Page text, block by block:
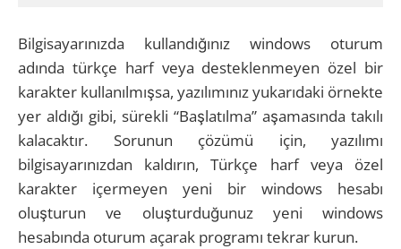
Bilgisayarınızda kullandığınız windows oturum
adında türkçe harf veya desteklenmeyen özel bir
karakter kullanılmışsa, yazılımınız yukarıdaki örnekte
yer aldığı gibi, sürekli “Başlatılma” aşamasında takılı
kalacaktır. Sorunun çözümü için, yazılımı
bilgisayarınızdan kaldırın, Türkçe harf veya özel
karakter içermeyen yeni bir windows hesabı
oluşturun ve oluşturduğunuz yeni windows
hesabında oturum açarak programı tekrar kurun.